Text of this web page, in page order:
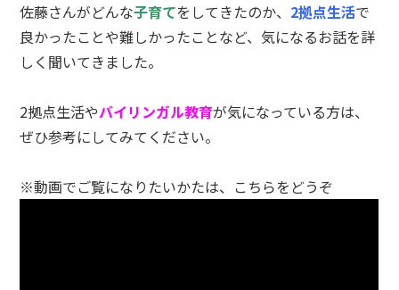
佐藤さんがどんな子育てをしてきたのか、 2拠点生活で
良かったことや難しかったことなど、気になるお話を詳
しく聞いてきました。
2拠点生活やバイリンガル教育が気になっている方は、
ぜひ参考にしてみてください。
※動画でご覧になりたいかたは、こちらをどうぞ